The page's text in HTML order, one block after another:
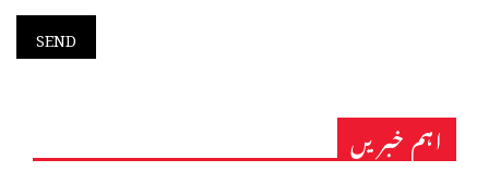
اہم خبریں